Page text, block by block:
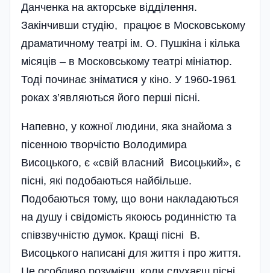
Данченка на акторське відділення.
Закінчивши студію, працює в Московському
драматичному театрі ім. О. Пушкіна і кілька
місяців – в Московському театрі мініатюр.
Тоді починає зніматися у кіно. У 1960-1961
роках з’являються його перші пісні.
Напевно, у кожної людини, яка знайома з
пісенною творчістю Володимира
Висоцького, є «свій власний Висоцький», є
пісні, які подобаються найбільше.
Подобаються тому, що вони накладаються
на душу і свідомість якоюсь родинністю та
співзвучністю думок. Кращі пісні В.
Висоцького написані для життя і про життя.